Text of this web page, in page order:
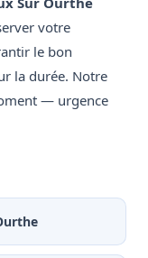
votre
le bon
la durée. Notre
— urgence